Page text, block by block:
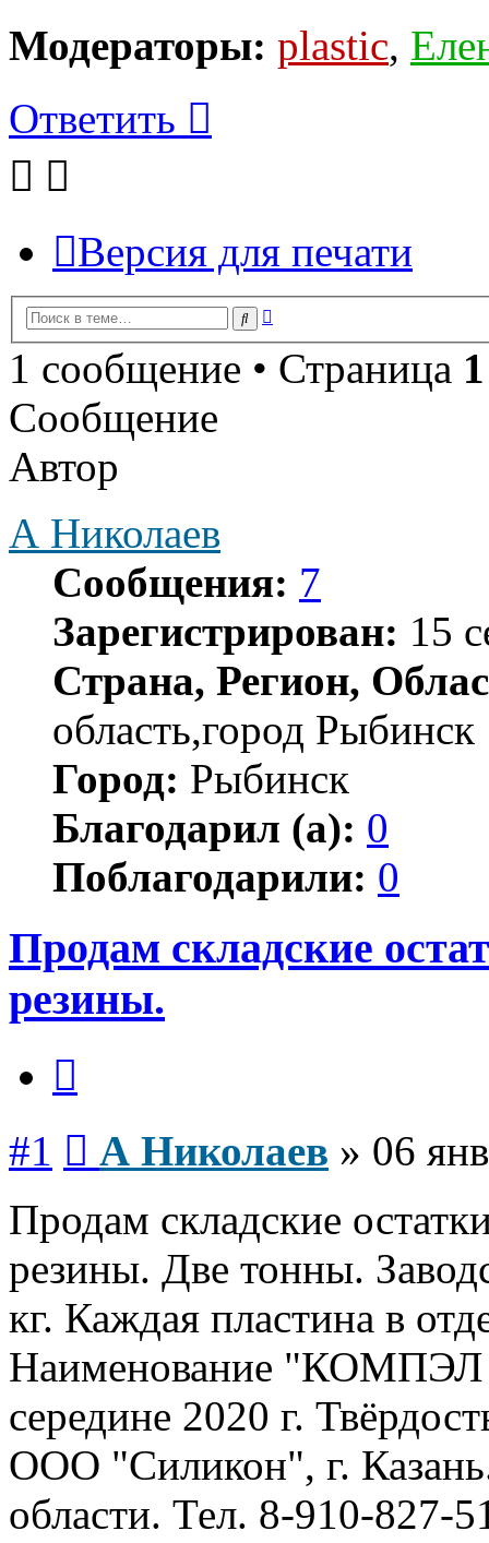
Модераторы: plastic,
Ответить
Версия для печати
Поиск
1 сообщение • Страница 1
Сообщение
Автор
А Николаев
Сообщения: 7
Зарегистрирован: 15
Страна, Регион,
область,город Рыбинск
Город: Рыбинск
Благодарил (а): 0
Поблагодарили: 0
Продам складские
резины.
#1 А Николаев » 06
Продам складские
резины. Две тонны.
кг. Каждая пластина в
Наименование "КОМПЭЛ
середине 2020 г.
ООО "Силикон", г.
области. Тел. 8-910-827-